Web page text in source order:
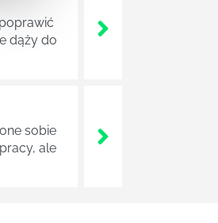
dąży do
sobie
ale